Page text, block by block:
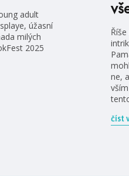
adult
úžasní
milých
2025
ne,
číst